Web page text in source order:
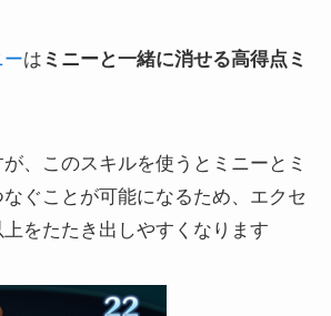
は ミニーと一緒に消せる高得点ミ
、このスキルを使うとミニーとミ
ぐことが可能になるため、エクセ
をたたき出しやすくなります